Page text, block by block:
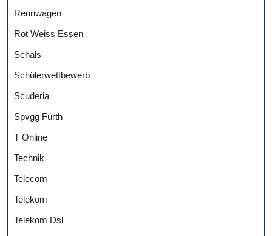
Rennwagen
Rot Weiss Essen
Schals
Schülerwettbewerb
Scuderia
Spvgg Fürth
T Online
Technik
Telecom
Telekom
Telekom Dsl